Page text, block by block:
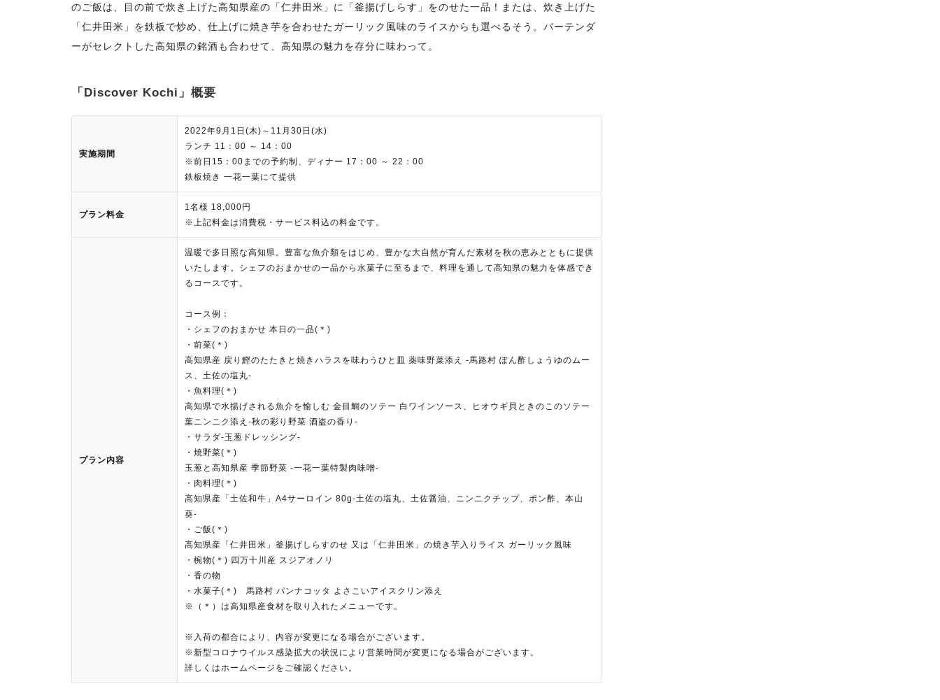
のご飯は、目の前で炊き上げた高知県産の「仁井田米」に「釜揚げしらす」をのせた一品！または、炊き上げた
「仁井田米」を鉄板で炒め、仕上げに焼き芋を合わせたガーリック風味のライスからも選べるそう。バーテンダ
ーがセレクトした高知県の銘酒も合わせて、高知県の魅力を存分に味わって。
「Discover Kochi」概要
実施期間
2022年9月1日(木)～11月30日(水)
ランチ 11：00 ～ 14：00
※前日15：00までの予約制、ディナー 17：00 ～ 22：00
鉄板焼き 一花一葉にて提供
プラン料金
1名様 18,000円
※上記料金は消費税・サービス料込の料金です。
プラン内容
温暖で多日照な高知県。豊富な魚介類をはじめ、豊かな大自然が育んだ素材を秋の恵みとともに提供
いたします。シェフのおまかせの一品から水菓子に至るまで、料理を通して高知県の魅力を体感でき
るコースです。
コース例：
・シェフのおまかせ 本日の一品(＊)
・前菜(＊)
高知県産 戻り鰹のたたきと焼きハラスを味わうひと皿 薬味野菜添え -馬路村 ぽん酢しょうゆのムー
ス、土佐の塩丸-
・魚料理(＊)
​高知県で水揚げされる魚介を愉しむ 金目鯛のソテー 白ワインソース、ヒオウギ貝ときのこのソテー
葉ニンニク添え-秋の彩り野菜 酒盗の香り-
・サラダ-玉葱ドレッシング-
・焼野菜(＊)
玉葱と高知県産 季節野菜 -一花一葉特製肉味噌-
・肉料理(＊)
高知県産「土佐和牛」A4サーロイン 80g-土佐の塩丸、土佐醤油、ニンニクチップ、ポン酢、本山
葵-
・ご飯(＊)
高知県産「仁井田米」釜揚げしらすのせ 又は「仁井田米」の焼き芋入りライス ガーリック風味
・椀物(＊) 四万十川産 スジアオノリ
・香の物
・水菓子(＊) 馬路村 パンナコッタ よさこいアイスクリン添え
※（＊）は高知県産食材を取り入れたメニューです。
※入荷の都合により、内容が変更になる場合がございます。
※新型コロナウイルス感染拡大の状況により営業時間が変更になる場合がございます。
詳しくはホームページをご確認ください。